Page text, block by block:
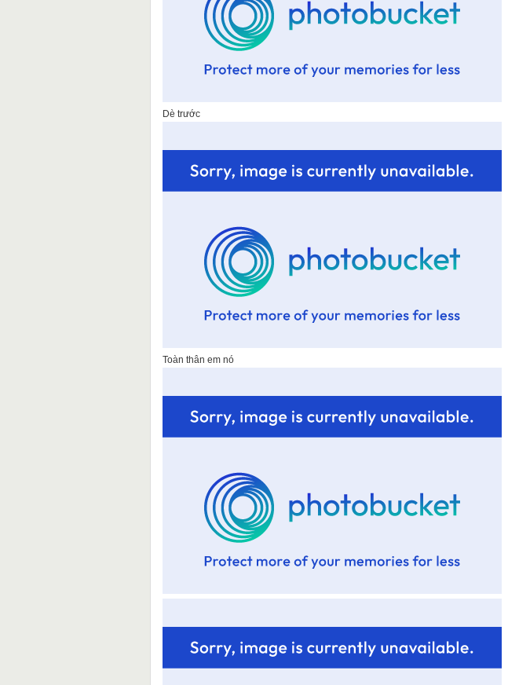
Dè trước
Toàn thân em nó